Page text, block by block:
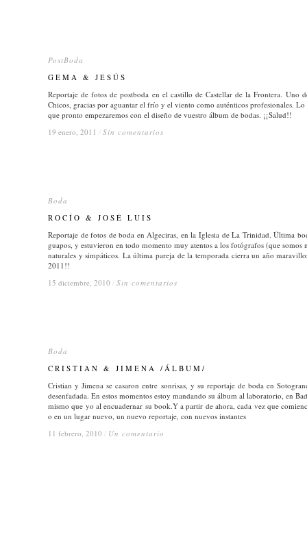
PostBoda
GEMA & JESÚS
Reportaje de fotos de postboda en el castillo de Castellar de la Frontera. Uno
Chicos, gracias por aguantar el frío y el viento como auténticos profesionales.
que pronto empezaremos con el diseño de vuestro álbum de bodas. ¡¡Salud!!
19 enero, 2011 / Sin comentarios
PostBoda
GEMA & JESÚS
19 enero, 2011 / Sin comentarios
Boda
ROCÍO & JOSÉ LUIS
Reportaje de fotos de boda en Algeciras, en la Iglesia de La Trinidad. Última
guapos, y estuvieron en todo momento muy atentos a los fotógrafos (que
naturales y simpáticos. La última pareja de la temporada cierra un año
2011!!
15 diciembre, 2010 / Sin comentarios
Boda
ROCÍO & JOSÉ LUIS
15 diciembre, 2010 / Sin comentarios
Boda
CRISTIAN & JIMENA /ÁLBUM/
Cristian y Jimena se casaron entre sonrisas, y su reportaje de boda en
desenfadada. En estos momentos estoy mandando su álbum al laboratorio, en
mismo que yo al encuadernar su book.Y a partir de ahora, cada vez que
o en un lugar nuevo, un nuevo reportaje, con nuevos instantes
11 febrero, 2010 / Un comentario
Boda
CRISTIAN & JIMENA /ÁLBUM/
11 febrero, 2010 / Un comentario